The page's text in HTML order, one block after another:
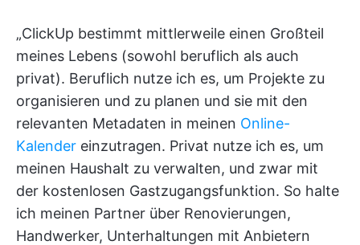
„ClickUp bestimmt mittlerweile einen Großteil
meines Lebens (sowohl beruflich als auch
privat). Beruflich nutze ich es, um Projekte zu
organisieren und zu planen und sie mit den
relevanten Metadaten in meinen Online-
Kalender einzutragen. Privat nutze ich es, um
meinen Haushalt zu verwalten, und zwar mit
der kostenlosen Gastzugangsfunktion. So halte
ich meinen Partner über Renovierungen,
Handwerker, Unterhaltungen mit Anbietern